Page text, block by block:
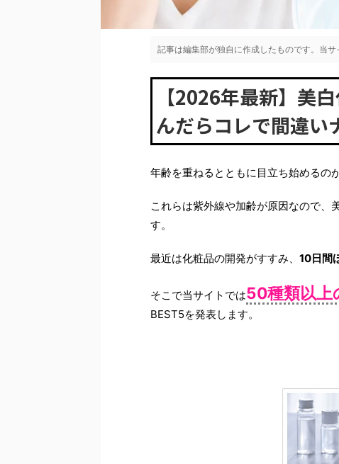
記事は編集部が独自に作成したものです。当
【2026年最新】美
んだらコレで間違い
年齢を重ねるとともに目立ち始めるの
これらは紫外線や加齢が原因なので、
す。
最近は化粧品の開発がすすみ、 10日間
そこで当サイトでは50種類以上
BEST5を発表します。